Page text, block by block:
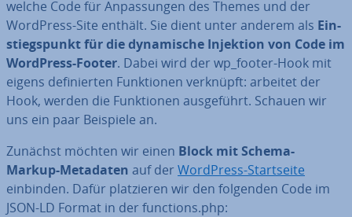
welche Code für An­pas­sun­gen des Themes und der
WordPress-Site enthält. Sie dient unter anderem als Ein­
stiegs­punkt für die dy­na­mi­sche Injektion von Code im
WordPress-Footer. Dabei wird der wp_footer-Hook mit
eigens de­fi­nier­ten Funk­tio­nen verknüpft: arbeitet der
Hook, werden die Funk­tio­nen aus­ge­führt. Schauen wir
uns ein paar Beispiele an.
Zunächst möchten wir einen Block mit Schema-
Markup-Metadaten auf der WordPress-Start­sei­te
einbinden. Dafür plat­zie­ren wir den folgenden Code im
JSON-LD Format in der functions.php: